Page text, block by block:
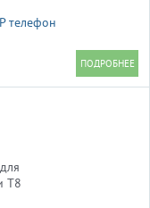
телефон